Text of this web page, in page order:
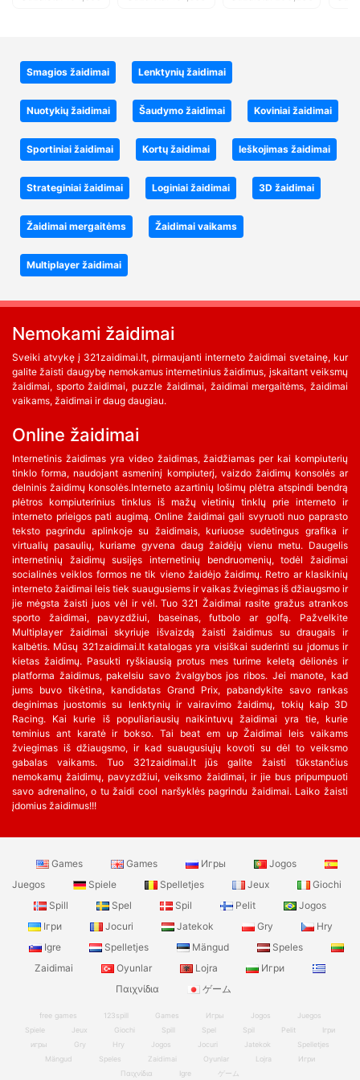
Smagios žaidimai Lenktynių žaidimai
Nuotykių žaidimai Šaudymo žaidimai Koviniai žaidimai
Sportiniai žaidimai Kortų žaidimai Ieškojimas žaidimai
Strateginiai žaidimai Loginiai žaidimai 3D žaidimai
Žaidimai mergaitėms Žaidimai vaikams
Multiplayer žaidimai
Nemokami žaidimai
Sveiki atvykę į 321zaidimai.lt, pirmaujanti interneto žaidimai svetainę, kur
galite žaisti daugybę nemokamus internetinius žaidimus, įskaitant veiksmų
žaidimai, sporto žaidimai, puzzle žaidimai, žaidimai mergaitėms, žaidimai
vaikams, žaidimai ir daug daugiau.
Online žaidimai
Internetinis žaidimas yra video žaidimas, žaidžiamas per kai kompiuterių
tinklo forma, naudojant asmeninį kompiuterį, vaizdo žaidimų konsolės ar
delninis žaidimų konsolės.Interneto azartinių lošimų plėtra atspindi bendrą
plėtros kompiuterinius tinklus iš mažų vietinių tinklų prie interneto ir
interneto prieigos pati augimą. Online žaidimai gali svyruoti nuo paprasto
teksto pagrindu aplinkoje su žaidimais, kuriuose sudėtingus grafika ir
virtualių pasaulių, kuriame gyvena daug žaidėjų vienu metu. Daugelis
internetinių žaidimų susijęs internetinių bendruomenių, todėl žaidimai
socialinės veiklos formos ne tik vieno žaidėjo žaidimų. Retro ar klasikinių
interneto žaidimai leis tiek suaugusiems ir vaikas žviegimas iš džiaugsmo ir
jie mėgsta žaisti juos vėl ir vėl. Tuo 321 Žaidimai rasite gražus atrankos
sporto žaidimai, pavyzdžiui, baseinas, futbolo ar golfą. Pažvelkite
Multiplayer žaidimai skyriuje išvaizdą žaisti žaidimus su draugais ir
kalbėtis. Mūsų 321zaidimai.lt katalogas yra visiškai suderinti su įdomus ir
kietas žaidimų. Pasukti ryškiausią protus mes turime keletą dėlionės ir
platforma žaidimus, pakelsiu savo žvalgybos jos ribos. Jei manote, kad
jums buvo tikėtina, kandidatas Grand Prix, pabandykite savo rankas
deginimas juostomis su lenktynių ir vairavimo žaidimų, tokių kaip 3D
Racing. Kai kurie iš populiariausių naikintuvų žaidimai yra tie, kurie
teminius ant karatė ir bokso. Tai beat em up Žaidimai leis vaikams
žviegimas iš džiaugsmo, ir kad suaugusiųjų kovoti su dėl to veiksmo
gabalas vaikams. Tuo 321zaidimai.lt jūs galite žaisti tūkstančius
nemokamų žaidimų, pavyzdžiui, veiksmo žaidimai, ir jie bus pripumpuoti
savo adrenalino, o tu žaidi cool naršyklės pagrindu žaidimai. Laiko žaisti
įdomius žaidimus!!!
Games Games Игры
Jogos
Juegos
Spiele Spelletjes Jeux
Giochi
Spill
Spel Spil Pelit
Jogos
Ігри
Jocuri Jatekok Gry
Hry
Igre
Spelletjes Mängud
Speles
Zaidimai
Oyunlar Lojra
Игри
Παιχνίδια
ゲーム
free games 123spill Games Игры Jogos
Juegos
Spiele
Jeux Giochi Spill Spel Spil Pelit
Ігри
игры
Gry Hry Jogos Jocuri Jatekok
Spelletjes
Mängud
Speles Zaidimai Oyunlar Lojra
Игри
Παιχνίδια
Igre ゲーム